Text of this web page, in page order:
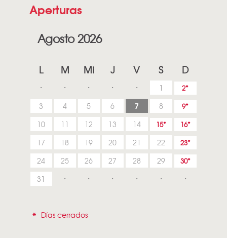
Aperturas
Agosto 2026
L M Mi J V S D
1 2
3 4 5 6 7 8 9
10 11 12 13 14 15 16
17 18 19 20 21 22 23
24 25 26 27 28 29 30
31
* Días cerrados